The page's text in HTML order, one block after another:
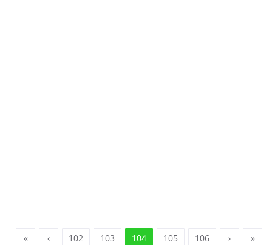
« ‹ 102 103 104 105 106 › »